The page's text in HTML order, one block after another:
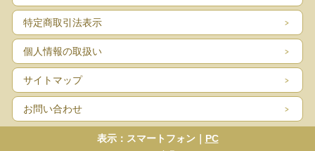
商品の特徴
特定商取引法表示
個人情報の取扱い
サイトマップ
お問い合わせ
表示：スマートフォン｜ PC